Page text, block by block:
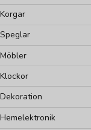
Korgar
Speglar
Möbler
Klockor
Dekoration
Hemelektronik